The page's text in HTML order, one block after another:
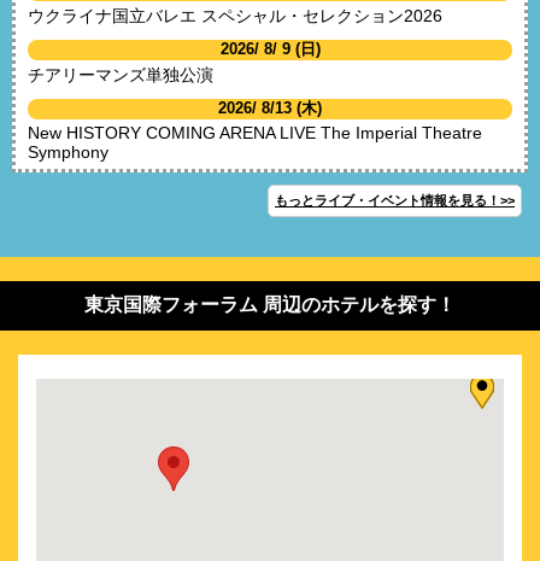
ウクライナ国立バレエ スペシャル・セレクション2026
2026/ 8/ 9 (日)
チアリーマンズ単独公演
2026/ 8/13 (木)
New HISTORY COMING ARENA LIVE The Imperial Theatre
Symphony
2026/ 8/14 (金)
New HISTORY COMING ARENA LIVE The Imperial Theatre
2026/ 8/20 (木)
日米合作ブロードウェイミュージカル フル・モンティ
2026/ 8/23 (日)
2026/ 8/24 (月)
日米合作ブロードウェイミュージカル フル・モンティ
もっとライブ・イベント情報を見る！>>
東京国際フォーラム 周辺のホテルを探す！